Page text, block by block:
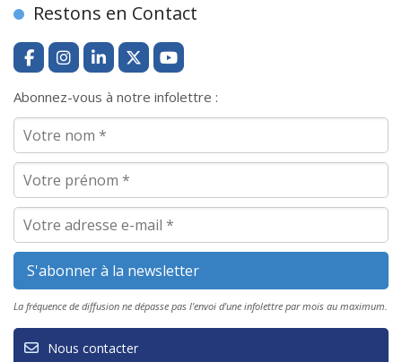
Restons en Contact
Abonnez-vous à notre infolettre :
La fréquence de diffusion ne dépasse pas l'envoi d'une infolettre par mois au maximum.
Nous contacter